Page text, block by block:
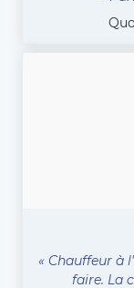
« Chauffeur à
faire. La